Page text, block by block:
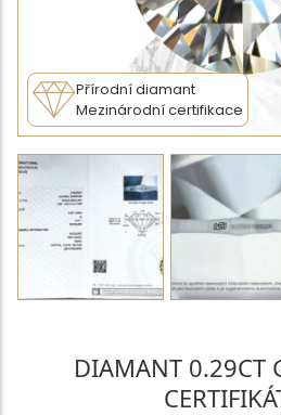
Přírodní diamant
Mezinárodní certifikace
DIAMANT 0.29CT